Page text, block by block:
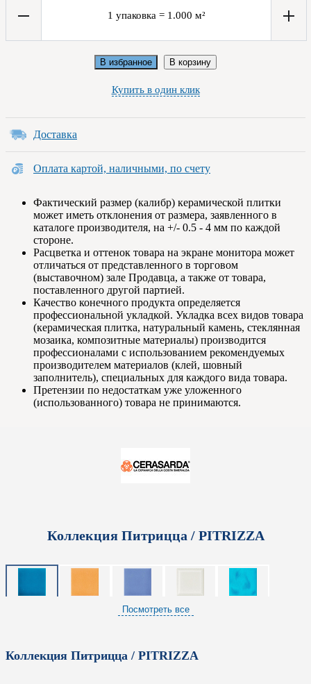
1 упаковка = 1.000 м²
В избранное В корзину
Купить в один клик
Доставка
Оплата картой, наличными, по счету
Фактический размер (калибр) керамической плитки
может иметь отклонения от размера, заявленного в
каталоге производителя, на +/- 0.5 - 4 мм по каждой
стороне.
Расцветка и оттенок товара на экране монитора может
отличаться от представленного в торговом
(выставочном) зале Продавца, а также от товара,
поставленного другой партией.
Качество конечного продукта определяется
профессиональной укладкой. Укладка всех видов товара
(керамическая плитка, натуральный камень, стеклянная
мозаика, композитные материалы) производится
профессионалами с использованием рекомендуемых
производителем материалов (клей, шовный
заполнитель), специальных для каждого вида товара.
Претензии по недостаткам уже уложенного
(использованного) товара не принимаются.
Коллекция Питрицца / PITRIZZA
Посмотреть все
Коллекция Питрицца / PITRIZZA